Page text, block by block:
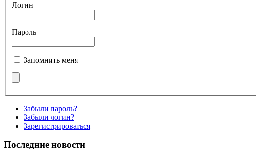
Логин
Пароль
Запомнить меня
Забыли пароль?
Забыли логин?
Зарегистрироваться
Последние новости